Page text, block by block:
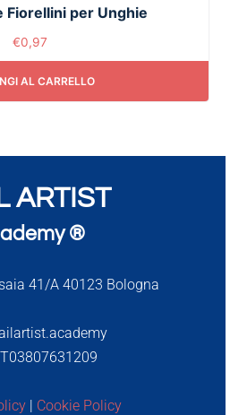
Fiorellini per Unghie
€0,97
AL CARRELLO
ARTIST
®
41/A 40123 Bologna
| Cookie Policy